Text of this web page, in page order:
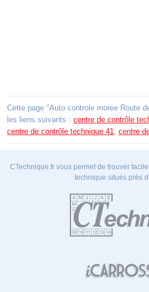
Cette page "Auto controle moree Route
les liens suivants : centre de contrôle
centre de contrôle technique 41, centre
CTechnique.fr vous permet de trouver
technique situés près